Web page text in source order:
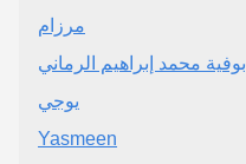
مرزام
بوفية محمد إبراهيم الرماني
يوجي
Yasmeen